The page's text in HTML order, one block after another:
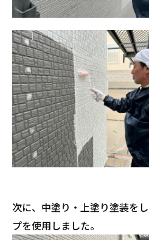
次に、中塗り・上塗り塗装を
プを使用しました。